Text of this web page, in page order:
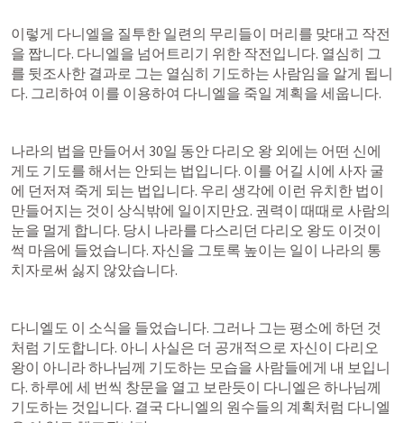
이렇게 다니엘을 질투한 일련의 무리들이 머리를 맞대고 작전
을 짭니다. 다니엘을 넘어트리기 위한 작전입니다. 열심히 그
를 뒷조사한 결과로 그는 열심히 기도하는 사람임을 알게 됩니
다. 그리하여 이를 이용하여 다니엘을 죽일 계획을 세웁니다.
나라의 법을 만들어서 30일 동안 다리오 왕 외에는 어떤 신에
게도 기도를 해서는 안되는 법입니다. 이를 어길 시에 사자 굴
에 던저져 죽게 되는 법입니다. 우리 생각에 이런 유치한 법이
만들어지는 것이 상식밖에 일이지만요. 권력이 때때로 사람의
눈을 멀게 합니다. 당시 나라를 다스리던 다리오 왕도 이것이
썩 마음에 들었습니다. 자신을 그토록 높이는 일이 나라의 통
치자로써 싫지 않았습니다.
다니엘도 이 소식을 들었습니다. 그러나 그는 평소에 하던 것
처럼 기도합니다. 아니 사실은 더 공개적으로 자신이 다리오
왕이 아니라 하나님께 기도하는 모습을 사람들에게 내 보입니
다. 하루에 세 번씩 창문을 열고 보란듯이 다니엘은 하나님께
기도하는 것입니다. 결국 다니엘의 원수들의 계획처럼 다니엘